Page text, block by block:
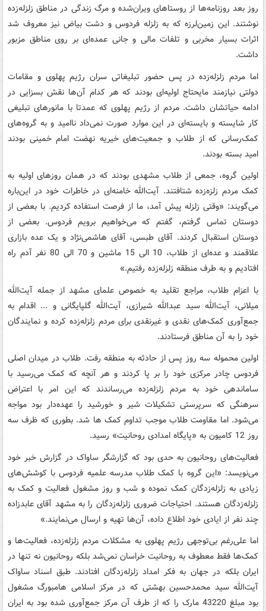
روز بعد روزنامه‌ها از روستاهای ویران‌شده و مرگ زندگی در مناطق زلزله‌زده
نوشتند. این زمین‌لرزه که به زلزله فردوس و دشت بیاض نیز معروف شد
اثرات بسیار مخربی و تلفات مالی و جانی عمده‌ای بر روی مناطق مزبور
داشت.
اما مردم زلزله‌زده در پس حضور تبلیغاتی سران رژیم پهلوی و مقامات
دولتی نیازمند مایحتاج اولیه‌ای بودند که هر کدام آن‌ها نقش بسزایی در
ادامه حیاتشان داشت. مردم از رژیم پهلوی که عمدتا با مانورهای تبلیغی
کار شایسته و بایسته‌ای در این موارد صورت نمی‌داد ناامید و به گروه‌های
کمک‌رسانی که از طلاب و جمعیت‌های خیریه نهضت امام خمینی بودند
امید بسته بودند.
اولین گروه، جمعی از طلاب مشهدی بودند که در همان روزهای اولیه به
کمک مردم زلزه‌زده شتافتند. آیت‌الله خامنه‌ای در خاطرات خود در این‌باره
می‌گویند: «وقتی زلزله پیش آمد، ما از فرصت استفاده کردیم. با بعضی از
دوستان تماس گرفتم، گفتم که می‌خواهیم برویم فردوس. بعضی از
دوستان استقبال کردند. آقای طبسی، آقای هاشمی‌نژاد و یک عده بازاری
علاقمند و عده‌ای از طلاب، 10 الی 15 ماشین و 70 الی 80 نفر آدم راه
افتادیم و به طرف منطقه زلزله‌زده رفتیم.»
با اعزام طلاب، مراجع تقلید به خصوص علمای مشهد از جمله آیت‌الله
میلانی، آیت‌الله سید عبدالله شیرازی، آیت‌الله گلپایگانی و ... اقدام به
جمع‌آوری کمک‌های نقدی و غیرنقدی برای مردم زلزله‌زده کرده و نمایندگان
خود را به آن مناطق فرستادند.
اولین محموله سه روز پس از حادثه به منطقه رفت. طلاب در میدان اصلی
فردوس چادر مرکزی خود را بر پا کردند و هر آنچه که کمک می‌رسید با
ساماندهی خود به مردم زلزله‌زده می‌رساندند که این امر با اعتراض
سرهنگی که سرپرستی تشکیلات شیر و خورشید را عهده‌دار بود مواجه
می‌شود. اما مقاومت طلاب موجب تداوم کمک ها شد. بطوری که ظرف سه
روز 12 کامیون به «پایگاه امدادی روحانیت» رسید.
فعالیت‌های روحانیون به حدی بود که گزارشگر ساواک در گزارش خبر خود
می‌نویسد: «این گروه با کمک طلاب مدرسه علمیه فردوس با کوشش‌های
زیادی به زلزله‌زدگان کمک نموده و شب و روز مشغول فعالیت و کمک به
زلزله‌زدگان هستند. احتیاجات ضروری زلزله‌زدگان را به مشهد آقای عابدزاده
چند نفر از ایادی خود اطلاع داده، آن‌ها تهیه و ارسال می‌نمایند.»
اما علی‌رغم بی‌توجهی رژیم پهلوی به مشکلات مردم زلزله‌زده، فعالیت‌ها و
کمک‌ها فقط معطوف به روحانیت خراسان نمی‌شد بلکه روحانیون نه تنها در
ایران بلکه در جهان به فکر امداد زلزله‌زدگان افتادند. طبق اسناد ساواک
آیت‌الله سید محمدحسین بهشتی که در مرکز اسلامی هامبورگ مشغول
بود مبلغ 43220 مارک را که از طرف آن مرکز جمع‌آوری شده بود به ایران